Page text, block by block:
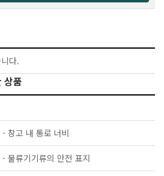
다.
상품
창고 내 통로 너비
물류기기류의 안전 표지